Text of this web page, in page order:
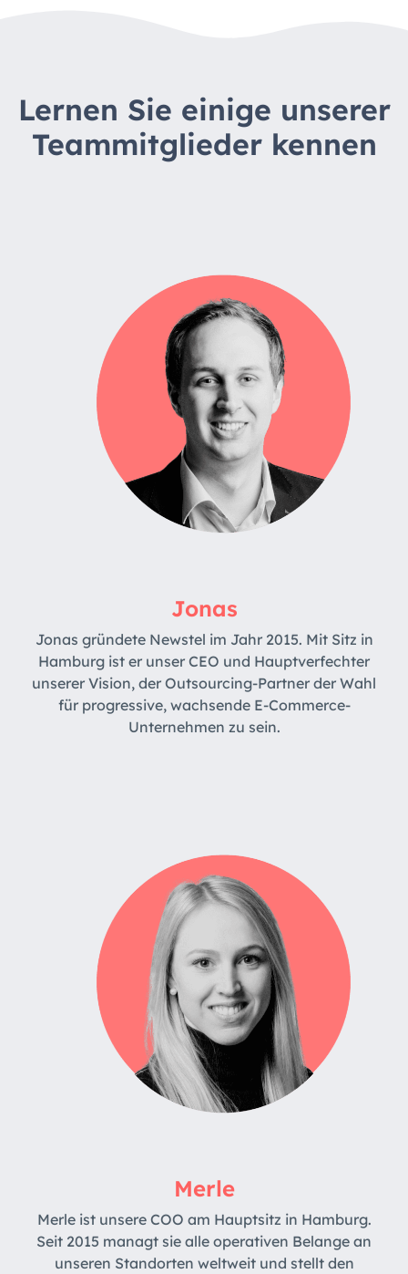
Lernen Sie einige unserer
Teammitglieder kennen
Jonas
Jonas gründete Newstel im Jahr 2015. Mit Sitz in
Hamburg ist er unser CEO und Hauptverfechter
unserer Vision, der Outsourcing-Partner der Wahl
für progressive, wachsende E-Commerce-
Unternehmen zu sein.
Merle
Merle ist unsere COO am Hauptsitz in Hamburg.
Seit 2015 managt sie alle operativen Belange an
unseren Standorten weltweit und stellt den